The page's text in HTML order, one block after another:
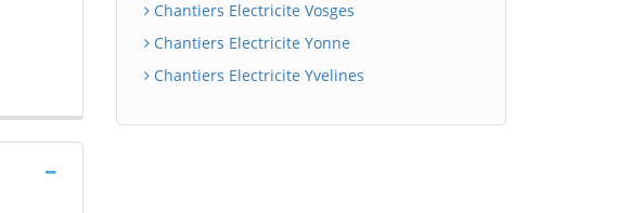
Chantiers Electricite Vosges
Chantiers Electricite Yonne
Chantiers Electricite Yvelines